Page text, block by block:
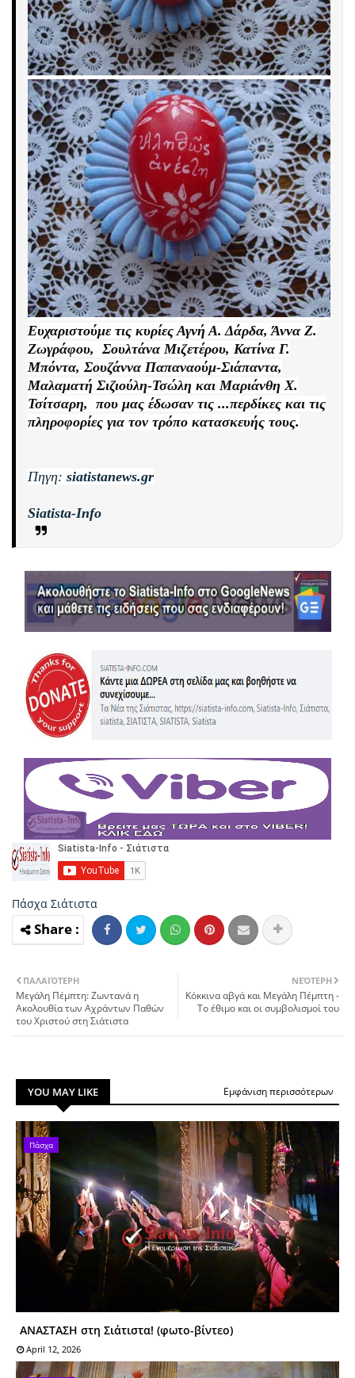
Ευχαριστούμε τις κυρίες Αγνή Α. Δάρδα, Άννα Ζ.
Ζωγράφου, Σουλτάνα Μιζετέρου, Κατίνα Γ.
Μπόντα, Σουζάννα Παπαναούμ-Σιάπαντα,
Μαλαματή Σιζιούλη-Τσώλη και Μαριάνθη Χ.
Τσίτσαρη, που μας έδωσαν τις ...περδίκες και τις
πληροφορίες για τον τρόπο κατασκευής τους.
Πηγη: siatistanews.gr
Siatista-Info
Πάσχα Σιάτιστα
ΝΕΌΤΕΡΗ
Κόκκινα αβγά και Μεγάλη Πέμπτη -
Το έθιμο και οι συμβολισμοί του
ΠΑΛΑΙΌΤΕΡΗ
Μεγάλη Πέμπτη: Ζωντανά η
Ακολουθία των Αχράντων Παθών
του Χριστού στη Σιάτιστα
YOU MAY LIKE Εμφάνιση περισσότερων
Πάσχα
AΝΑΣΤΑΣΗ στη Σιάτιστα! (φωτo-βίντεo)
April 12, 2026